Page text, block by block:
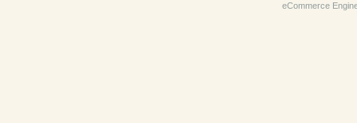
eCommerce